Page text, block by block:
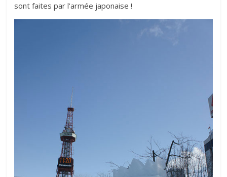
sont faites par l’armée japonaise !